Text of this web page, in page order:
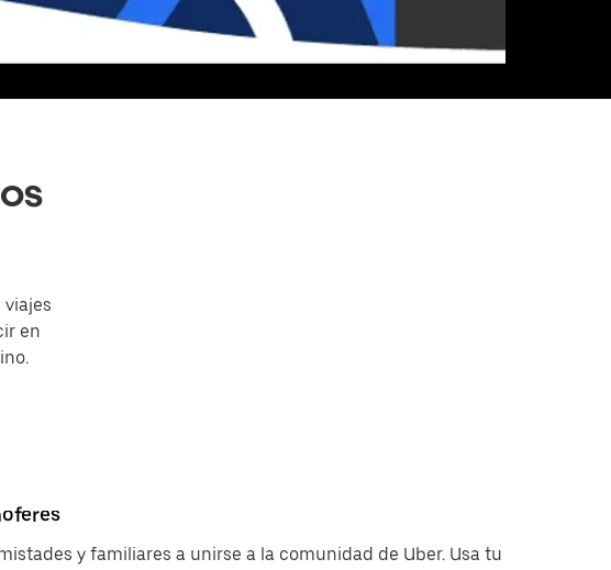
en
y familiares a unirse a la comunidad de Uber. Usa tu